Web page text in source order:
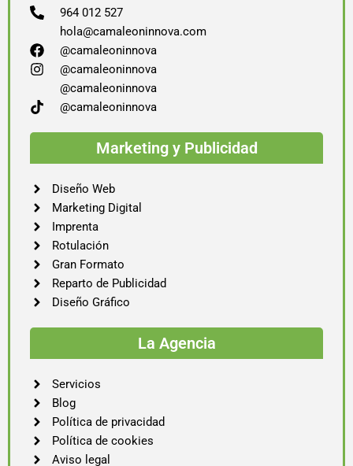
964 012 527
hola@camaleoninnova.com
@camaleoninnova
@camaleoninnova
@camaleoninnova
@camaleoninnova
Marketing y Publicidad
Diseño Web
Marketing Digital
Imprenta
Rotulación
Gran Formato
Reparto de Publicidad
Diseño Gráfico
La Agencia
Servicios
Blog
Política de privacidad
Política de cookies
Aviso legal